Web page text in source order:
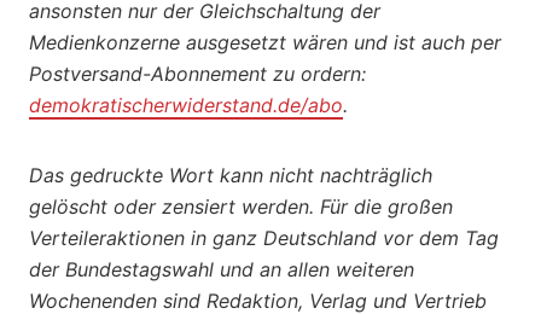
ansonsten nur der Gleichschaltung der
Medienkonzerne ausgesetzt wären und ist auch per
Postversand-Abonnement zu ordern:
demokratischerwiderstand.de/abo.
Das gedruckte Wort kann nicht nachträglich
gelöscht oder zensiert werden. Für die großen
Verteileraktionen in ganz Deutschland vor dem Tag
der Bundestagswahl und an allen weiteren
Wochenenden sind Redaktion, Verlag und Vertrieb